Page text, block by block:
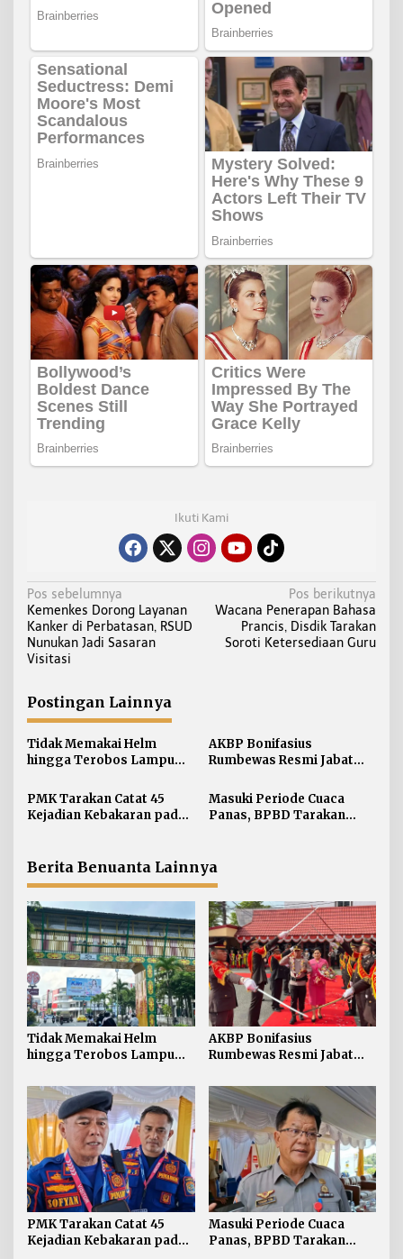
Ikuti Kami
N
a
v
i
a
s
i
p
o
s
Pos sebelumnya
Kemenkes Dorong Layanan
Kanker di Perbatasan, RSUD
Nunukan Jadi Sasaran
Visitasi
Pos berikutnya
Wacana Penerapan Bahasa
Prancis, Disdik Tarakan
Soroti Ketersediaan Guru
Postingan Lainnya
Tidak Memakai Helm
hingga Terobos Lampu
Pelanggaran ETLE di
Tarakan
AKBP Bonifasius
Rumbewas Resmi Jabat
Tegaskan Pelanggaran
Personel Diproses Tanpa
Toleransi
PMK Tarakan Catat 45
Kejadian Kebakaran pada
Masuki Periode Cuaca
Panas, BPBD Tarakan
Berita Benuanta Lainnya
Tidak Memakai Helm
hingga Terobos Lampu
Pelanggaran ETLE di
Tarakan
AKBP Bonifasius
Rumbewas Resmi Jabat
Tegaskan Pelanggaran
Personel Diproses Tanpa
Toleransi
PMK Tarakan Catat 45
Kejadian Kebakaran pada
Masuki Periode Cuaca
Panas, BPBD Tarakan